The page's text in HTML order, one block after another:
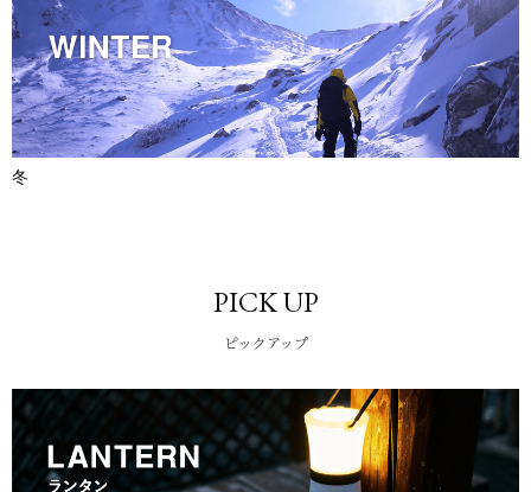
冬
PICK UP
ピックアップ